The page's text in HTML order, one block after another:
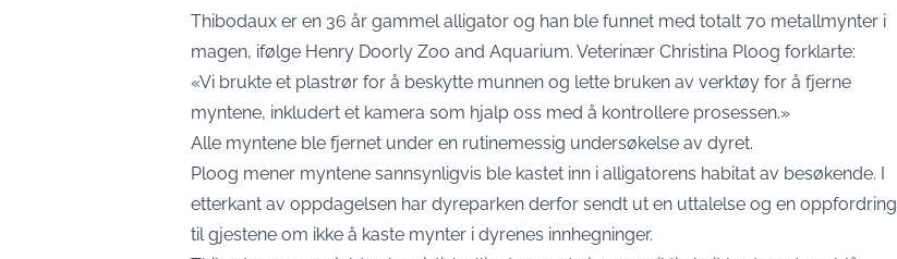
Thibodaux er en 36 år gammel alligator og han ble funnet med totalt 70 metallmynter i
magen, ifølge Henry Doorly Zoo and Aquarium. Veterinær Christina Ploog forklarte:
«Vi brukte et plastrør for å beskytte munnen og lette bruken av verktøy for å fjerne
myntene, inkludert et kamera som hjalp oss med å kontrollere prosessen.»
Alle myntene ble fjernet under en rutinemessig undersøkelse av dyret.
Ploog mener myntene sannsynligvis ble kastet inn i alligatorens habitat av besøkende. I
etterkant av oppdagelsen har dyreparken derfor sendt ut en uttalelse og en oppfordring
til gjestene om ikke å kaste mynter i dyrenes innhegninger.